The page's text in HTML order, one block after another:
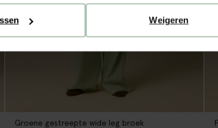
Weigeren
Groene gestreepte wide leg broek